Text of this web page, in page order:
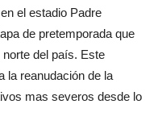
el estadio Padre
de pretemporada que
del país. Este
la reanudación de la
mas severos desde lo